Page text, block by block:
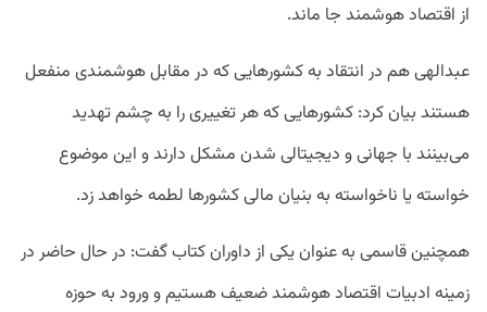
از اقتصاد هوشمند جا ماند.
عبدالهی هم در انتقاد به کشورهایی که در مقابل هوشمندی منفعل
هستند بیان کرد: کشورهایی که هر تغییری را به چشم تهدید
می‌بینند با جهانی و دیجیتالی شدن مشکل دارند و این موضوع
خواسته یا ناخواسته به بنیان مالی کشورها لطمه خواهد زد.
همچنین قاسمی به عنوان یکی از داوران کتاب گفت: در حال حاضر در
زمینه ادبیات اقتصاد هوشمند ضعیف هستیم و ورود به حوزه